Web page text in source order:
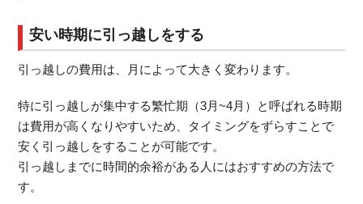
安い時期に引っ越しをする
引っ越しの費用は、月によって大きく変わります。
特に引っ越しが集中する繁忙期（3月~4月）と呼ばれる時期
は費用が高くなりやすいため、タイミングをずらすことで
安く引っ越しをすることが可能です。
引っ越しまでに時間的余裕がある人にはおすすめの方法で
す。